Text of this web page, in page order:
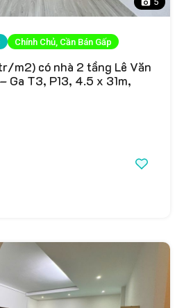
Chính Chủ, Cần Bán Gấp
m2) có nhà 2 tầng Lê Văn
Ga T3, P13, 4.5 x 31m,